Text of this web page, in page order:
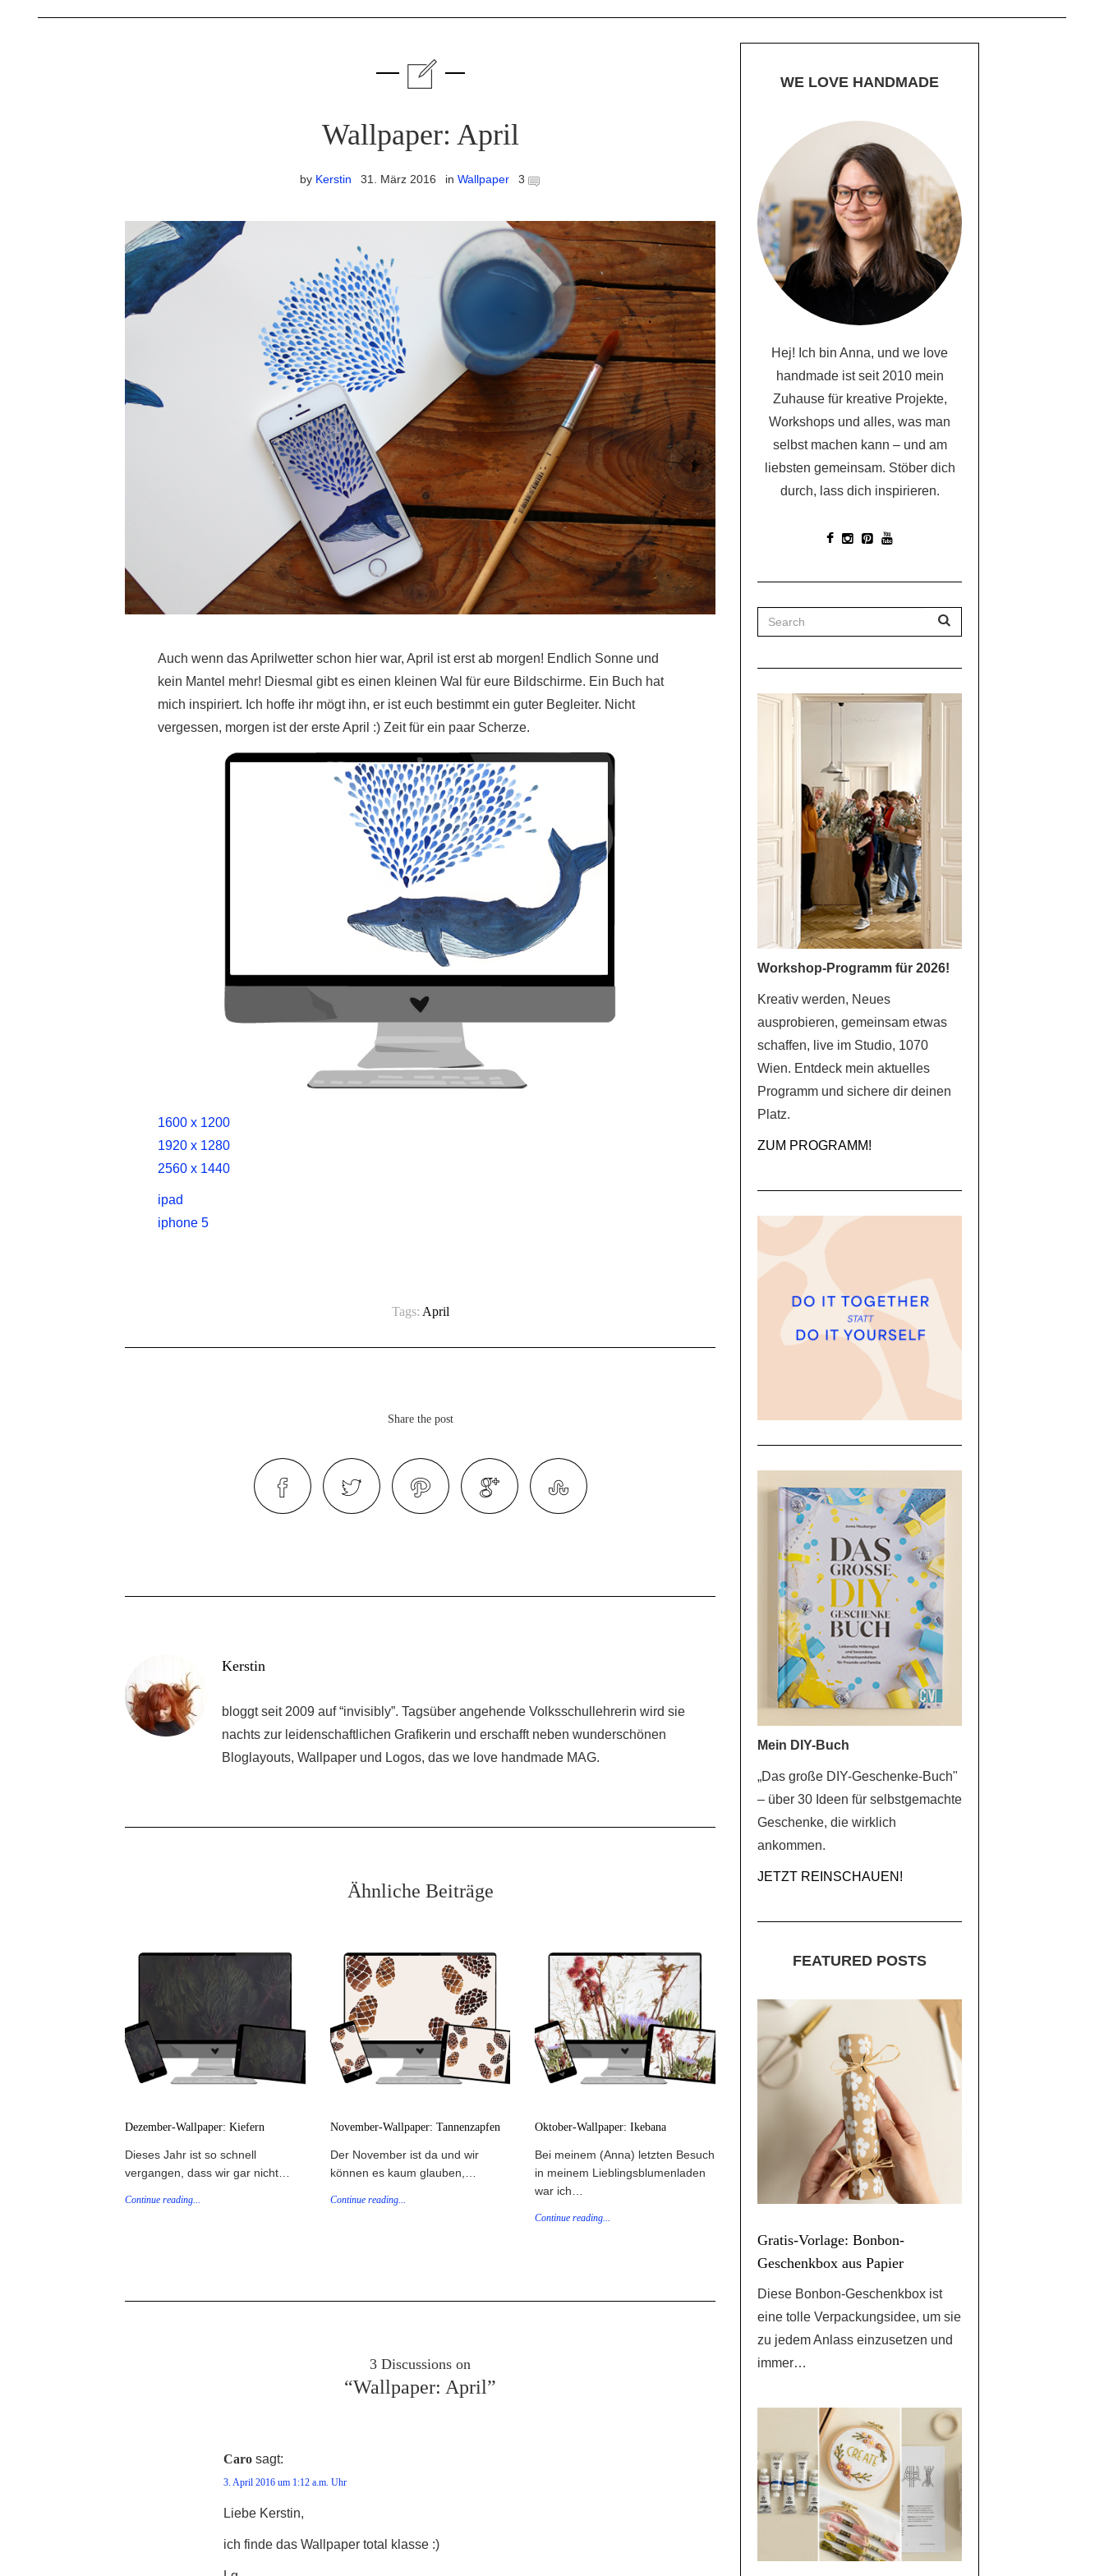
Wallpaper: April
by Kerstin 31. März 2016 in Wallpaper 3
Auch wenn das Aprilwetter schon hier war, April ist erst ab morgen! Endlich Sonne und
kein Mantel mehr! Diesmal gibt es einen kleinen Wal für eure Bildschirme. Ein Buch hat
mich inspiriert. Ich hoffe ihr mögt ihn, er ist euch bestimmt ein guter Begleiter. Nicht
vergessen, morgen ist der erste April :) Zeit für ein paar Scherze.
1600 x 1200
1920 x 1280
2560 x 1440
ipad
iphone 5
Tags: April
Share the post
Kerstin
bloggt seit 2009 auf “invisibly”. Tagsüber angehende Volksschullehrerin wird sie
nachts zur leidenschaftlichen Grafikerin und erschafft neben wunderschönen
Bloglayouts, Wallpaper und Logos, das we love handmade MAG.
Ähnliche Beiträge
Dezember-Wallpaper: Kiefern
Dieses Jahr ist so schnell
vergangen, dass wir gar nicht…
Continue reading...
November-Wallpaper: Tannenzapfen
Der November ist da und wir
können es kaum glauben,…
Continue reading...
Oktober-Wallpaper: Ikebana
Bei meinem (Anna) letzten Besuch
in meinem Lieblingsblumenladen
war ich…
Continue reading...
3 Discussions on
“Wallpaper: April”
Caro sagt:
3. April 2016 um 1:12 a.m. Uhr
Liebe Kerstin,
ich finde das Wallpaper total klasse :)
WE LOVE HANDMADE
Hej! Ich bin Anna, und we love
handmade ist seit 2010 mein
Zuhause für kreative Projekte,
Workshops und alles, was man
selbst machen kann – und am
liebsten gemeinsam. Stöber dich
durch, lass dich inspirieren.
Workshop-Programm für 2026!
Kreativ werden, Neues
ausprobieren, gemeinsam etwas
schaffen, live im Studio, 1070
Wien. Entdeck mein aktuelles
Programm und sichere dir deinen
Platz.
ZUM PROGRAMM!
Mein DIY-Buch
„Das große DIY-Geschenke-Buch"
– über 30 Ideen für selbstgemachte
Geschenke, die wirklich
ankommen.
JETZT REINSCHAUEN!
FEATURED POSTS
Gratis-Vorlage: Bonbon-
Geschenkbox aus Papier
Diese Bonbon-Geschenkbox ist
eine tolle Verpackungsidee, um sie
zu jedem Anlass einzusetzen und
immer…